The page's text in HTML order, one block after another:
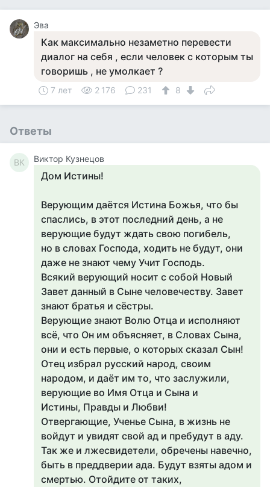
Эва
Как максимально незаметно перевести
диалог на себя , если человек с которым ты
говоришь , не умолкает ?
7 лет 2 176 231 8
Ответы
ВК Виктор Кузнецов
Дом Истины!
Верующим даётся Истина Божья, что бы
спаслись, в этот последний день, а не
верующие будут ждать свою погибель,
но в словах Господа, ходить не будут, они
даже не знают чему Учит Господь.
Всякий верующий носит с собой Новый
Завет данный в Сыне человечеству. Завет
знают братья и сёстры.
Верующие знают Волю Отца и исполняют
всё, что Он им объясняет, в Словах Сына,
они и есть первые, о которых сказал Сын!
Отец избрал русский народ, своим
народом, и даёт им то, что заслужили,
верующие во Имя Отца и Сына и
Истины, Правды и Любви!
Отвергающие, Ученье Сына, в жизнь не
войдут и увидят свой ад и пребудут в аду.
Так же и лжесвидетели, обречены навечно,
быть в преддверии ада. Будут взяты адом и
смертью. Отойдите от таких,